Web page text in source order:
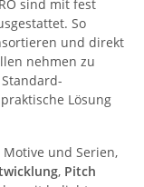
sind mit fest
So
und direkt
nehmen zu
Lösung
und Serien,
, Pitch